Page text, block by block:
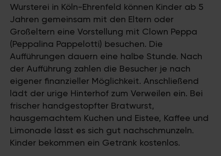
Wursterei in Köln-Ehrenfeld können Kinder ab 5
Jahren gemeinsam mit den Eltern oder
Großeltern eine Vorstellung mit Clown Peppa
(Peppalina Pappelotti) besuchen. Die
Aufführungen dauern eine halbe Stunde. Nach
der Aufführung zahlen die Besucher je nach
eigener finanzieller Möglichkeit. Anschließend
lädt der urige Hinterhof zum Verweilen ein. Bei
frischer handgestopfter Bratwurst,
hausgemachtem Kuchen und Eistee, Kaffee und
Limonade lässt es sich gut nachschmunzeln.
Kinder bekommen ein Getränk kostenlos.